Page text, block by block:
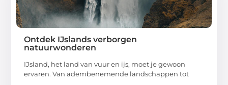
Ontdek IJslands verborgen
natuurwonderen
IJsland, het land van vuur en ijs, moet je gewoon
ervaren. Van adembenemende landschappen tot